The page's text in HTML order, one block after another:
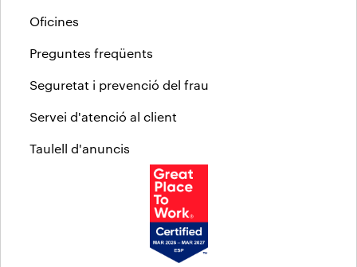
Oficines
Preguntes freqüents
Seguretat i prevenció del frau
Servei d'atenció al client
Taulell d'anuncis